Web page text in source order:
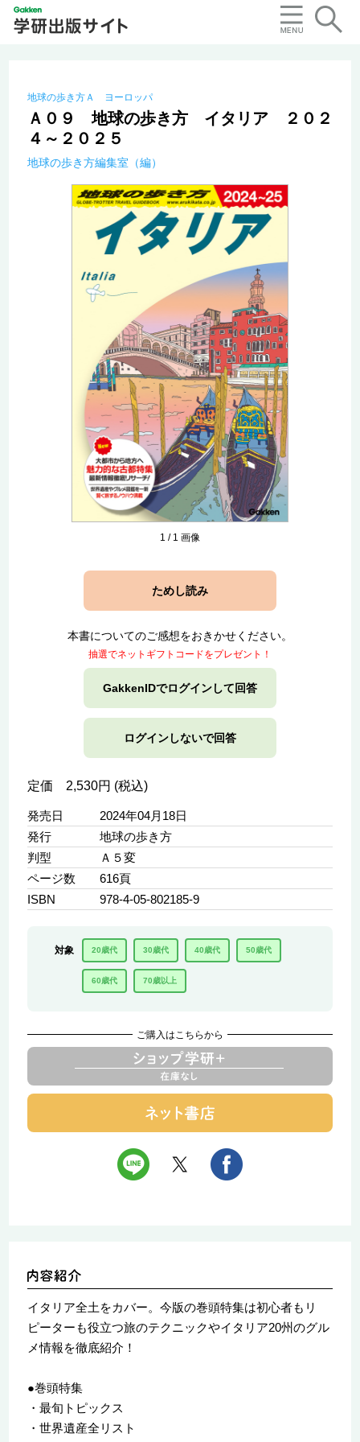
地球の歩き方Ａ ヨーロッパ
Ａ０９ 地球の歩き方 イタリア ２０２
４～２０２５
地球の歩き方編集室（編）
1 / 1 画像
ためし読み
本書についてのご感想をおきかせください。
抽選でネットギフトコードをプレゼント！
GakkenIDでログインして回答
ログインしないで回答
定価 2,530円 (税込)
発売日
2024年04月18日
発行
地球の歩き方
判型
Ａ５変
ページ数
616頁
ISBN
978-4-05-802185-9
対象 20歳代 30歳代 40歳代 50歳代
60歳代 70歳以上
ご購入はこちらから
イタリア全土をカバー。今版の巻頭特集は初心者もリ
ピーターも役立つ旅のテクニックやイタリア20州のグル
メ情報を徹底紹介！
●巻頭特集
・最旬トピックス
・世界遺産全リスト